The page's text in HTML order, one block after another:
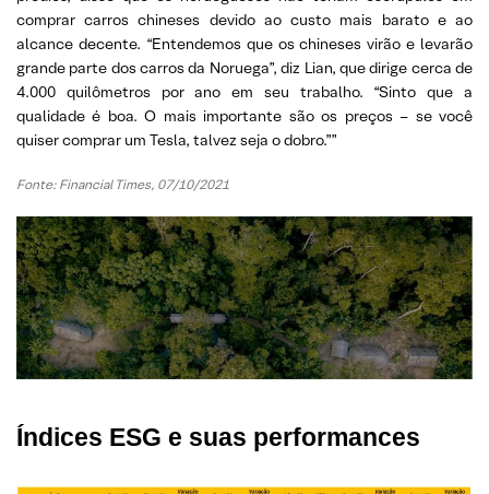
comprar carros chineses devido ao custo mais barato e ao
alcance decente. “Entendemos que os chineses virão e levarão
grande parte dos carros da Noruega”, diz Lian, que dirige cerca de
4.000 quilômetros por ano em seu trabalho. “Sinto que a
qualidade é boa. O mais importante são os preços – se você
quiser comprar um Tesla, talvez seja o dobro.””
Fonte: Financial Times, 07/10/2021
Índices ESG e suas performances